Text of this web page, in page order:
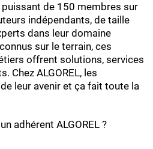
puissant de 150 membres sur
indépendants, de taille
dans leur domaine
sur le terrain, ces
offrent solutions, services
Chez ALGOREL, les
leur avenir et ça fait toute la
adhérent ALGOREL ?